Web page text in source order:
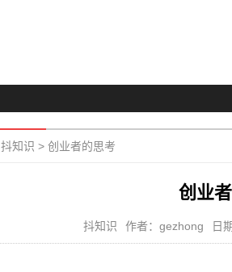
抖知识 > 创业者的思考
创业
抖知识 作者：gezhong 日